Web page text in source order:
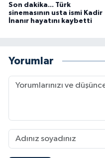
Son dakika... Türk
sinemasının usta ismi Kadir
İnanır hayatını kaybetti
Yorumlar